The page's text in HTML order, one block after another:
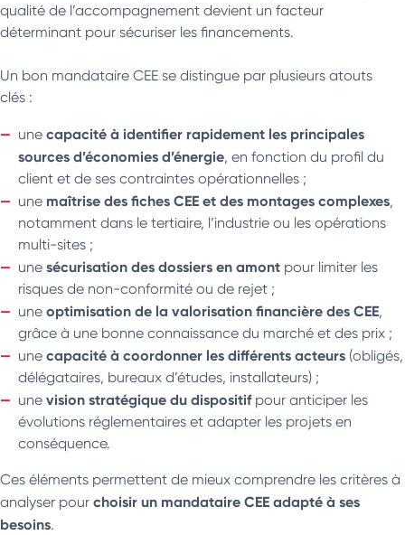
qualité de l’accompagnement devient un facteur
déterminant pour sécuriser les financements.
Un bon mandataire CEE se distingue par plusieurs atouts
clés :
une capacité à identifier rapidement les principales
sources d’économies d’énergie, en fonction du profil du
client et de ses contraintes opérationnelles ;
une maîtrise des fiches CEE et des montages complexes,
notamment dans le tertiaire, l’industrie ou les opérations
multi-sites ;
une sécurisation des dossiers en amont pour limiter les
risques de non-conformité ou de rejet ;
une optimisation de la valorisation financière des CEE,
grâce à une bonne connaissance du marché et des prix ;
une capacité à coordonner les différents acteurs (obligés,
délégataires, bureaux d’études, installateurs) ;
une vision stratégique du dispositifpour anticiper les
évolutions réglementaires et adapter les projets en
conséquence.
Ces éléments permettent de mieux comprendre les critères à
analyser pour choisir un mandataire CEE adapté à ses
besoins.